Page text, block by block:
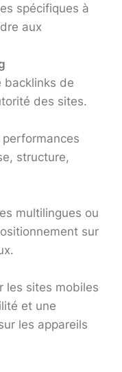
spécifiques à
aux
backlinks de
des sites.
structure,
multilingues ou
sur
les sites mobiles
et une
les appareils